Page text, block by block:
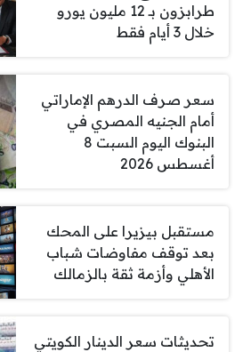
طرابزون بـ 12 مليون يورو
خلال 3 أيام فقط
سعر صرف الدرهم الإماراتي
أمام الجنيه المصري في
البنوك اليوم السبت 8
أغسطس 2026
مستقبل بيزيرا على المحك
بعد توقف مفاوضات شباب
الأهلي وأزمة ثقة بالزمالك
تحديثات سعر الدينار الكويتي